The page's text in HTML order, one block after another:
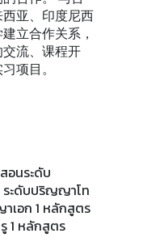
亚、印度尼西
立合作关系，
流、课程开
项目。
อนระดับ
ะดับปริญญาโท
เอก 1 หลักสูตร
1 หลักสูตร